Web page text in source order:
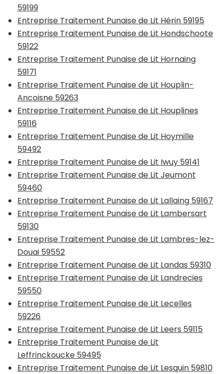
59199
Entreprise Traitement Punaise de Lit Hérin 59195
Entreprise Traitement Punaise de Lit Hondschoote
59122
Entreprise Traitement Punaise de Lit Hornaing
59171
Entreprise Traitement Punaise de Lit Houplin-
Ancoisne 59263
Entreprise Traitement Punaise de Lit Houplines
59116
Entreprise Traitement Punaise de Lit Hoymille
59492
Entreprise Traitement Punaise de Lit Iwuy 59141
Entreprise Traitement Punaise de Lit Jeumont
59460
Entreprise Traitement Punaise de Lit Lallaing 59167
Entreprise Traitement Punaise de Lit Lambersart
59130
Entreprise Traitement Punaise de Lit Lambres-lez-
Douai 59552
Entreprise Traitement Punaise de Lit Landas 59310
Entreprise Traitement Punaise de Lit Landrecies
59550
Entreprise Traitement Punaise de Lit Lecelles
59226
Entreprise Traitement Punaise de Lit Leers 59115
Entreprise Traitement Punaise de Lit
Leffrinckoucke 59495
Entreprise Traitement Punaise de Lit Lesquin 59810